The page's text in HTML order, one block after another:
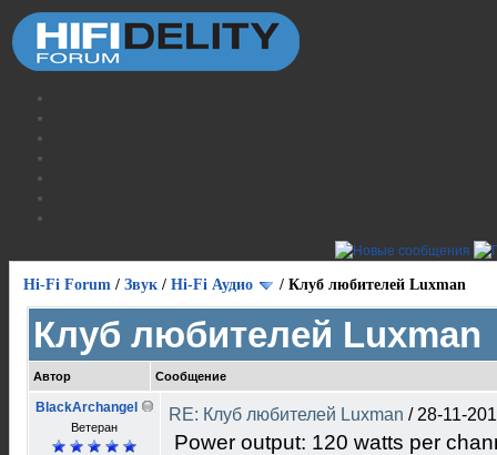
Hi-Fi Forum / Звук / Hi-Fi Аудио / Клуб любителей Luxman
Клуб любителей Luxman
Автор Сообщение
BlackArchangel
Ветеран
RE: Клуб любителей Luxman / 28-11-
Power output: 120 watts per